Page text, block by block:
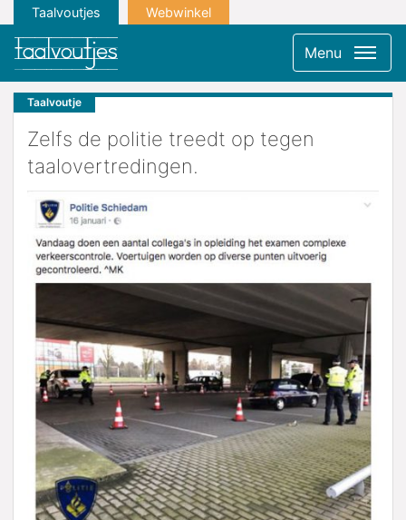
Taalvoutjes Webwinkel
Menu
Taalvoutje
Zelfs de politie treedt op tegen
taalovertredingen.